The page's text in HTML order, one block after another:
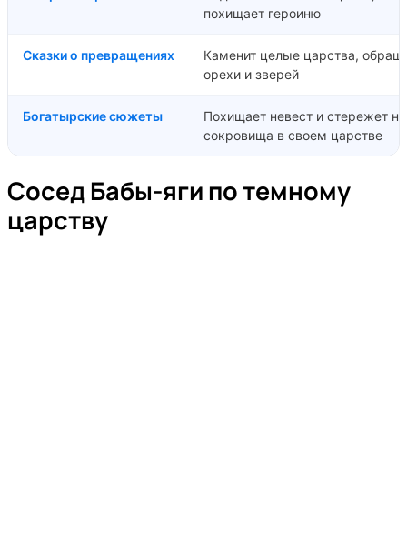
похищает героиню
Сказки о превращениях
Каменит целые царства,
орехи и зверей
Богатырские сюжеты
Похищает невест и стережет
сокровища в своем царстве
Сосед Бабы-яги по темному
царству